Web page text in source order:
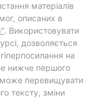
матеріалів
описаних в
. Використовувати
дозволяється
на
нижче першого
може перевищувати
тексту, зміни